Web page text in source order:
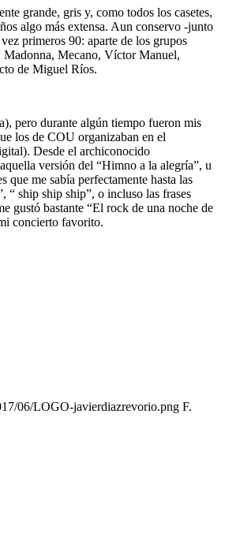
grande, gris y, como todos los casetes,
algo más extensa. Aun conservo -junto
primeros 90: aparte de los grupos
Mecano, Víctor Manuel,
de Miguel Ríos.
pero durante algún tiempo fueron mis
los de COU organizaban en el
Desde el archiconocido
versión del “Himno a la alegría”, u
me sabía perfectamente hasta las
“ ship ship ship”, o incluso las frases
gustó bastante “El rock de una noche de
concierto favorito.
06/LOGO-javierdiazrevorio.png F.